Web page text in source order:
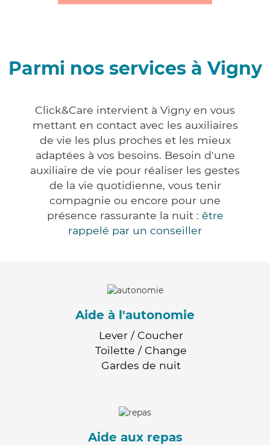
Parmi nos services à Vigny
Click&Care intervient à Vigny en vous
mettant en contact avec les auxiliaires
de vie les plus proches et les mieux
adaptées à vos besoins. Besoin d'une
auxiliaire de vie pour réaliser les gestes
de la vie quotidienne, vous tenir
compagnie ou encore pour une
présence rassurante la nuit : être
rappelé par un conseiller
Aide à l'autonomie
Lever / Coucher
Toilette / Change
Gardes de nuit
Aide aux repas